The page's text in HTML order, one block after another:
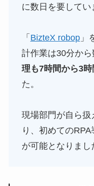
に数日を要してい
「 BizteX robop」
計作業は30分から
理も7時間から3
た。
現場部門が自ら扱
り、初めての
が可能となりまし